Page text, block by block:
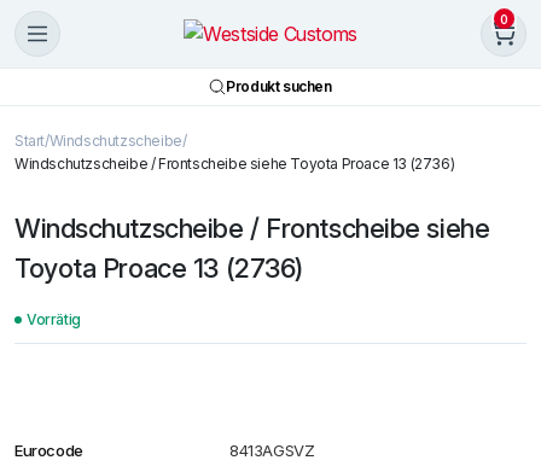
0
Produkt suchen
Start Windschutzscheibe
Windschutzscheibe / Frontscheibe siehe Toyota Proace 13 (2736)
Windschutzscheibe / Frontscheibe siehe
Toyota Proace 13 (2736)
Vorrätig
Eurocode 8413AGSVZ